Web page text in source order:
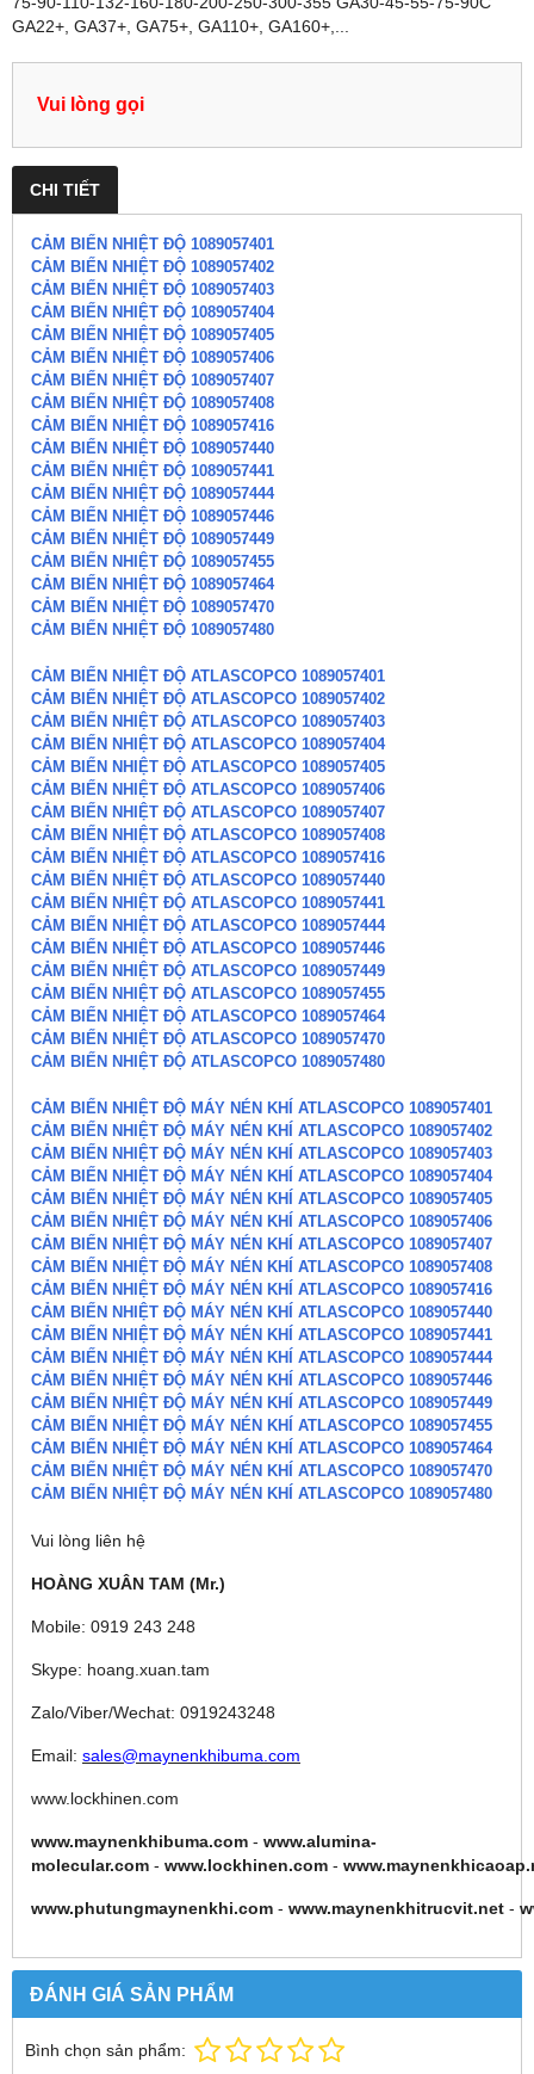
GA22+, GA37+, GA75+, GA110+, GA160+,...
Vui lòng gọi
CHI TIẾT
CẢM BIẾN NHIỆT ĐỘ 1089057401
CẢM BIẾN NHIỆT ĐỘ 1089057402
CẢM BIẾN NHIỆT ĐỘ 1089057403
CẢM BIẾN NHIỆT ĐỘ 1089057404
CẢM BIẾN NHIỆT ĐỘ 1089057405
CẢM BIẾN NHIỆT ĐỘ 1089057406
CẢM BIẾN NHIỆT ĐỘ 1089057407
CẢM BIẾN NHIỆT ĐỘ 1089057408
CẢM BIẾN NHIỆT ĐỘ 1089057416
CẢM BIẾN NHIỆT ĐỘ 1089057440
CẢM BIẾN NHIỆT ĐỘ 1089057441
CẢM BIẾN NHIỆT ĐỘ 1089057444
CẢM BIẾN NHIỆT ĐỘ 1089057446
CẢM BIẾN NHIỆT ĐỘ 1089057449
CẢM BIẾN NHIỆT ĐỘ 1089057455
CẢM BIẾN NHIỆT ĐỘ 1089057464
CẢM BIẾN NHIỆT ĐỘ 1089057470
CẢM BIẾN NHIỆT ĐỘ 1089057480
CẢM BIẾN NHIỆT ĐỘ ATLASCOPCO 1089057401
CẢM BIẾN NHIỆT ĐỘ ATLASCOPCO 1089057402
CẢM BIẾN NHIỆT ĐỘ ATLASCOPCO 1089057403
CẢM BIẾN NHIỆT ĐỘ ATLASCOPCO 1089057404
CẢM BIẾN NHIỆT ĐỘ ATLASCOPCO 1089057405
CẢM BIẾN NHIỆT ĐỘ ATLASCOPCO 1089057406
CẢM BIẾN NHIỆT ĐỘ ATLASCOPCO 1089057407
CẢM BIẾN NHIỆT ĐỘ ATLASCOPCO 1089057408
CẢM BIẾN NHIỆT ĐỘ ATLASCOPCO 1089057416
CẢM BIẾN NHIỆT ĐỘ ATLASCOPCO 1089057440
CẢM BIẾN NHIỆT ĐỘ ATLASCOPCO 1089057441
CẢM BIẾN NHIỆT ĐỘ ATLASCOPCO 1089057444
CẢM BIẾN NHIỆT ĐỘ ATLASCOPCO 1089057446
CẢM BIẾN NHIỆT ĐỘ ATLASCOPCO 1089057449
CẢM BIẾN NHIỆT ĐỘ ATLASCOPCO 1089057455
CẢM BIẾN NHIỆT ĐỘ ATLASCOPCO 1089057464
CẢM BIẾN NHIỆT ĐỘ ATLASCOPCO 1089057470
CẢM BIẾN NHIỆT ĐỘ ATLASCOPCO 1089057480
CẢM BIẾN NHIỆT ĐỘ MÁY NÉN KHÍ ATLASCOPCO 1089057401
CẢM BIẾN NHIỆT ĐỘ MÁY NÉN KHÍ ATLASCOPCO 1089057402
CẢM BIẾN NHIỆT ĐỘ MÁY NÉN KHÍ ATLASCOPCO 1089057403
CẢM BIẾN NHIỆT ĐỘ MÁY NÉN KHÍ ATLASCOPCO 1089057404
CẢM BIẾN NHIỆT ĐỘ MÁY NÉN KHÍ ATLASCOPCO 1089057405
CẢM BIẾN NHIỆT ĐỘ MÁY NÉN KHÍ ATLASCOPCO 1089057406
CẢM BIẾN NHIỆT ĐỘ MÁY NÉN KHÍ ATLASCOPCO 1089057407
CẢM BIẾN NHIỆT ĐỘ MÁY NÉN KHÍ ATLASCOPCO 1089057408
CẢM BIẾN NHIỆT ĐỘ MÁY NÉN KHÍ ATLASCOPCO 1089057416
CẢM BIẾN NHIỆT ĐỘ MÁY NÉN KHÍ ATLASCOPCO 1089057440
CẢM BIẾN NHIỆT ĐỘ MÁY NÉN KHÍ ATLASCOPCO 1089057441
CẢM BIẾN NHIỆT ĐỘ MÁY NÉN KHÍ ATLASCOPCO 1089057444
CẢM BIẾN NHIỆT ĐỘ MÁY NÉN KHÍ ATLASCOPCO 1089057446
CẢM BIẾN NHIỆT ĐỘ MÁY NÉN KHÍ ATLASCOPCO 1089057449
CẢM BIẾN NHIỆT ĐỘ MÁY NÉN KHÍ ATLASCOPCO 1089057455
CẢM BIẾN NHIỆT ĐỘ MÁY NÉN KHÍ ATLASCOPCO 1089057464
CẢM BIẾN NHIỆT ĐỘ MÁY NÉN KHÍ ATLASCOPCO 1089057470
CẢM BIẾN NHIỆT ĐỘ MÁY NÉN KHÍ ATLASCOPCO 1089057480
Vui lòng liên hệ
HOÀNG XUÂN TAM (Mr.)
Mobile: 0919 243 248
Skype: hoang.xuan.tam
Zalo/Viber/Wechat: 0919243248
Email: sales@maynenkhibuma.com
www.lockhinen.com
www.maynenkhibuma.com - www.alumina-
molecular.com - www.lockhinen.com -
www.phutungmaynenkhi.com - www.maynenkhitrucvit.net -
ĐÁNH GIÁ SẢN PHẨM
Bình chọn sản phẩm: